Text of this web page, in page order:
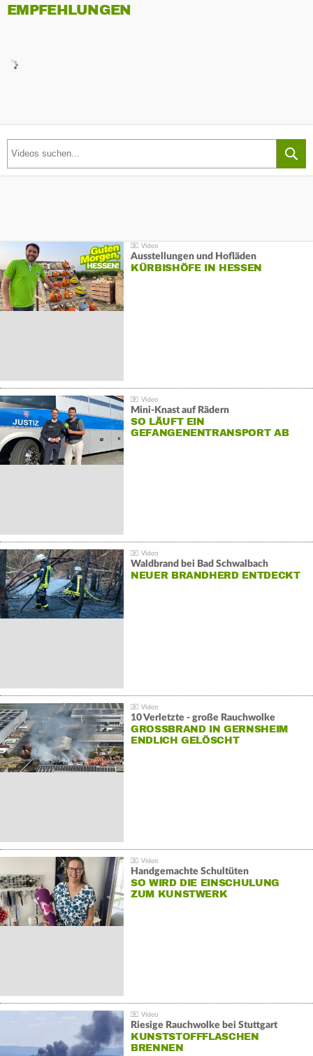
EMPFEHLUNGEN
Ausstellungen und Hofläden
KÜRBISHÖFE IN HESSEN
Mini-Knast auf Rädern
SO LÄUFT EIN
GEFANGENENTRANSPORT AB
Waldbrand bei Bad Schwalbach
NEUER BRANDHERD ENTDECKT
10 Verletzte - große Rauchwolke
GROSSBRAND IN GERNSHEIM E
NDLICH GELÖSCHT
Handgemachte Schultüten
SO WIRD DIE EINSCHULUNG
ZUM KUNSTWERK
Riesige Rauchwolke bei Stuttgart
KUNSTSTOFFFLASCHEN
BRENNEN